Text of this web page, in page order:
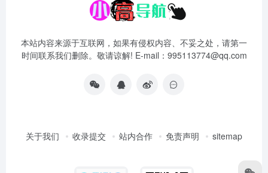
本站内容来源于互联网，如果有侵权内容、不妥之处，请第一
时间联系我们删除。敬请谅解! E-mail：995113774@qq.com
关于我们 收录提交 站内合作 免责声明 sitemap